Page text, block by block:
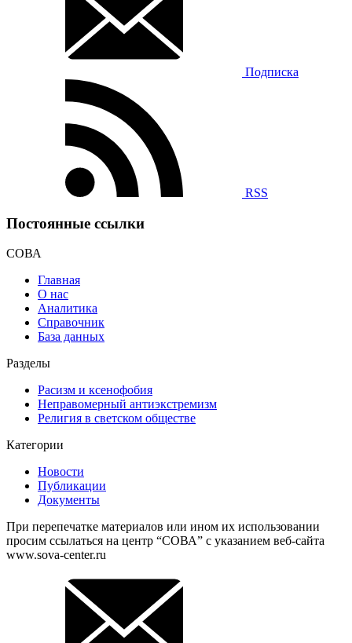
Подписка
RSS
Постоянные ссылки
СОВА
Главная
О нас
Аналитика
Справочник
База данных
Разделы
Расизм и ксенофобия
Неправомерный антиэкстремизм
Религия в светском обществе
Категории
Новости
Публикации
Документы
При перепечатке материалов или ином их использовании
просим ссылаться на центр “СОВА” с указанием веб-сайта
www.sova-center.ru